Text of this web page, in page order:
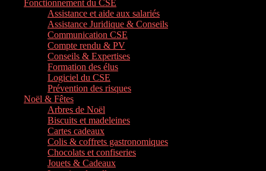
Fonctionnement du CSE
Assistance et aide aux salariés
Assistance Juridique & Conseils
Communication CSE
Compte rendu & PV
Conseils & Expertises
Formation des élus
Logiciel du CSE
Prévention des risques
Noël & Fêtes
Arbres de Noël
Biscuits et madeleines
Cartes cadeaux
Colis & coffrets gastronomiques
Chocolats et confiseries
Jouets & Cadeaux